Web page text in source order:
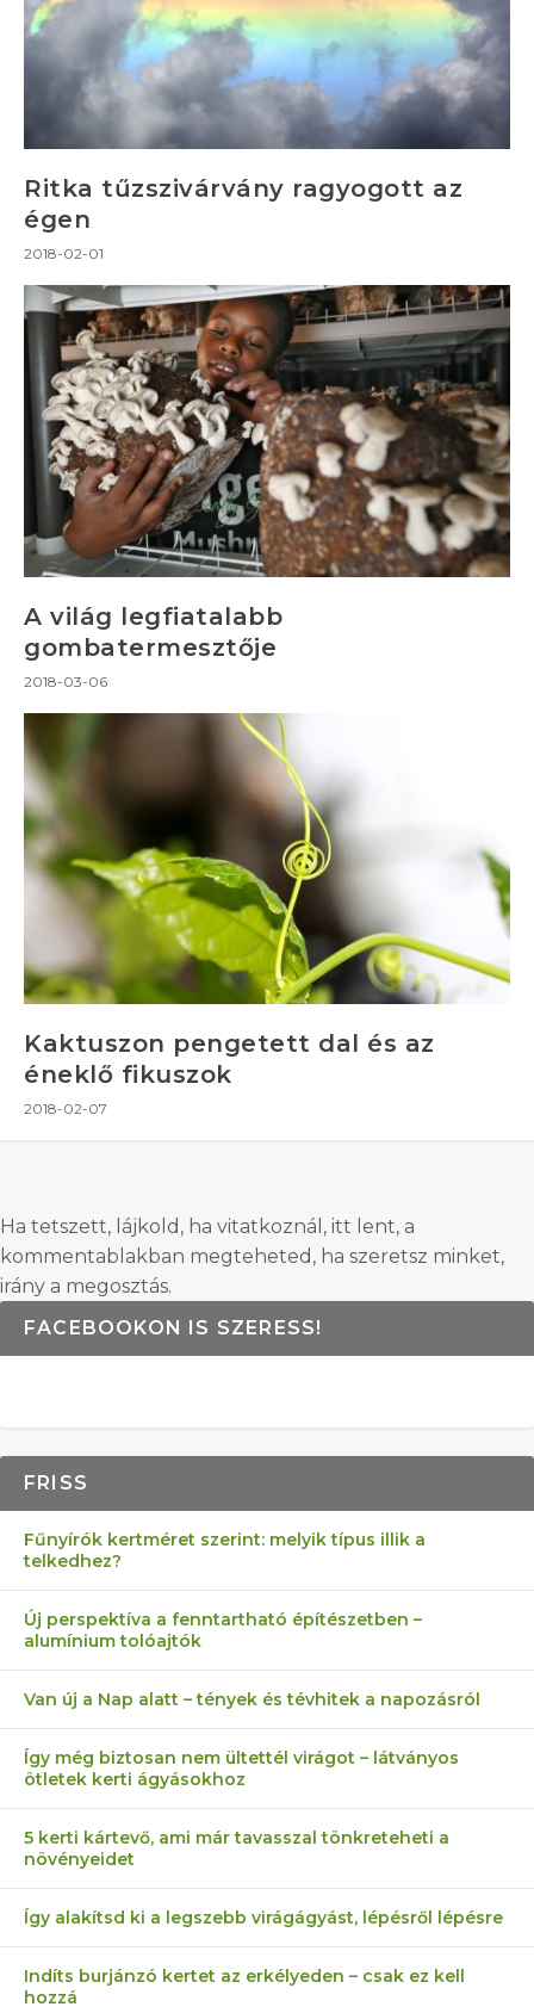
Ritka tűzszivárvány ragyogott az
égen
2018-02-01
A világ legfiatalabb
gombatermesztője
2018-03-06
Kaktuszon pengetett dal és az
éneklő fikuszok
2018-02-07
Ha tetszett, lájkold, ha vitatkoznál, itt lent, a
kommentablakban megteheted, ha szeretsz minket,
irány a megosztás.
FACEBOOKON IS SZERESS!
FRISS
Fűnyírók kertméret szerint: melyik típus illik a
telkedhez?
Új perspektíva a fenntartható építészetben –
alumínium tolóajtók
Van új a Nap alatt – tények és tévhitek a napozásról
Így még biztosan nem ültettél virágot – látványos
ötletek kerti ágyásokhoz
5 kerti kártevő, ami már tavasszal tönkreteheti a
növényeidet
Így alakítsd ki a legszebb virágágyást, lépésről lépésre
Indíts burjánzó kertet az erkélyeden – csak ez kell
hozzá